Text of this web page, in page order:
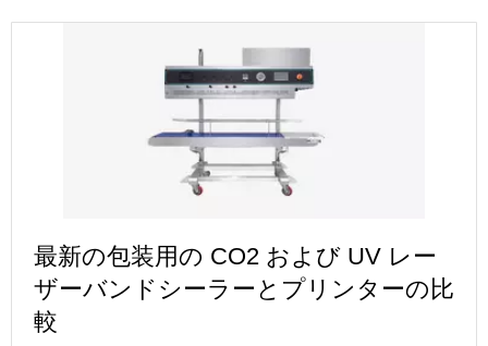
最新の包装用の CO2 および UV レー
ザーバンドシーラーとプリンターの比
較